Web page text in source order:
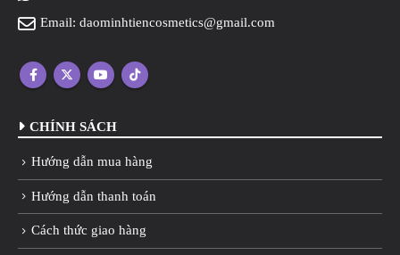
Email: daominhtiencosmetics@gmail.com
CHÍNH SÁCH
Hướng dẫn mua hàng
Hướng dẫn thanh toán
Cách thức giao hàng